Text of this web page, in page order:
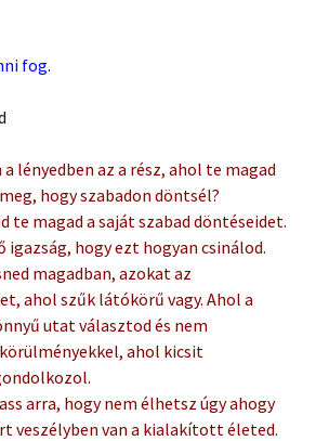
fog.
lényedben az a rész, ahol te magad
hogy szabadon döntsél?
te magad a saját szabad döntéseidet.
igazság, hogy ezt hogyan csinálod.
magadban, azokat az
ahol szűk látókörű vagy. Ahol a
utat választod és nem
ahol kicsit
arra, hogy nem élhetsz úgy ahogy
veszélyben van a kialakított életed.